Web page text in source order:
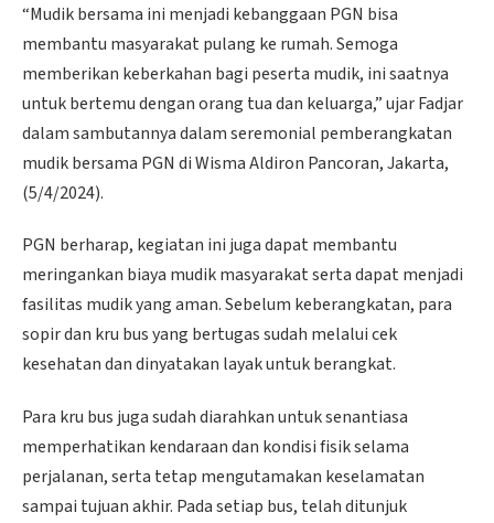
“Mudik bersama ini menjadi kebanggaan PGN bisa
membantu masyarakat pulang ke rumah. Semoga
memberikan keberkahan bagi peserta mudik, ini saatnya
untuk bertemu dengan orang tua dan keluarga,” ujar Fadjar
dalam sambutannya dalam seremonial pemberangkatan
mudik bersama PGN di Wisma Aldiron Pancoran, Jakarta,
(5/4/2024).
PGN berharap, kegiatan ini juga dapat membantu
meringankan biaya mudik masyarakat serta dapat menjadi
fasilitas mudik yang aman. Sebelum keberangkatan, para
sopir dan kru bus yang bertugas sudah melalui cek
kesehatan dan dinyatakan layak untuk berangkat.
Para kru bus juga sudah diarahkan untuk senantiasa
memperhatikan kendaraan dan kondisi fisik selama
perjalanan, serta tetap mengutamakan keselamatan
sampai tujuan akhir. Pada setiap bus, telah ditunjuk